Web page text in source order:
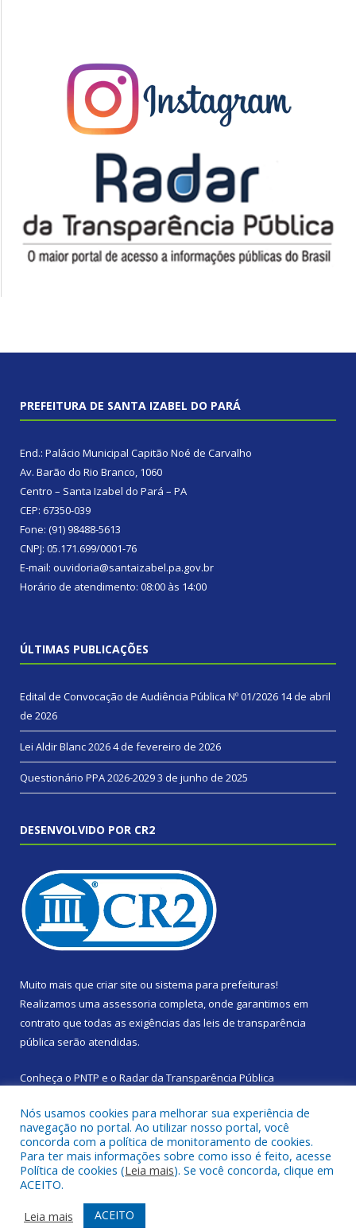
PREFEITURA DE SANTA IZABEL DO PARÁ
End.: Palácio Municipal Capitão Noé de Carvalho
Av. Barão do Rio Branco, 1060
Centro – Santa Izabel do Pará – PA
CEP: 67350-039
Fone: (91) 98488-5613
CNPJ: 05.171.699/0001-76
E-mail: ouvidoria@santaizabel.pa.gov.br
Horário de atendimento: 08:00 às 14:00
ÚLTIMAS PUBLICAÇÕES
Edital de Convocação de Audiência Pública Nº 01/2026 14 de abril
de 2026
Lei Aldir Blanc 20264 de fevereiro de 2026
Questionário PPA 2026-20293 de junho de 2025
DESENVOLVIDO POR CR2
Muito mais que criar site ou sistema para prefeituras!
Realizamos uma assessoria completa, onde garantimos em
contrato que todas as exigências das leis de transparência
pública serão atendidas.
Conheça o PNTP e o Radar da Transparência Pública
Todos os direitos reservados a Prefeitura Municipal de Santa
Izabel do Pará.
Mapa do Site
Acessar Área Administrativa
Acessar Webmail
Nós usamos cookies para melhorar sua experiência de
navegação no portal. Ao utilizar nosso portal, você
concorda com a política de monitoramento de cookies.
Para ter mais informações sobre como isso é feito, acesse
Política de cookies (Leia mais). Se você concorda, clique em
ACEITO.
Leia mais
ACEITO